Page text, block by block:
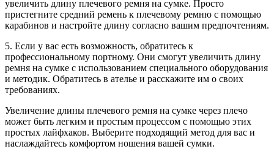
увеличить длину плечевого ремня на сумке. Просто
пристегните средний ремень к плечевому ремню с помощью
карабинов и настройте длину согласно вашим предпочтениям.
5. Если у вас есть возможность, обратитесь к
профессиональному портному. Они смогут увеличить длину
ремня на сумке с использованием специального оборудования
и методик. Обратитесь в ателье и расскажите им о своих
требованиях.
Увеличение длины плечевого ремня на сумке через плечо
может быть легким и простым процессом с помощью этих
простых лайфхаков. Выберите подходящий метод для вас и
наслаждайтесь комфортом ношения вашей сумки.